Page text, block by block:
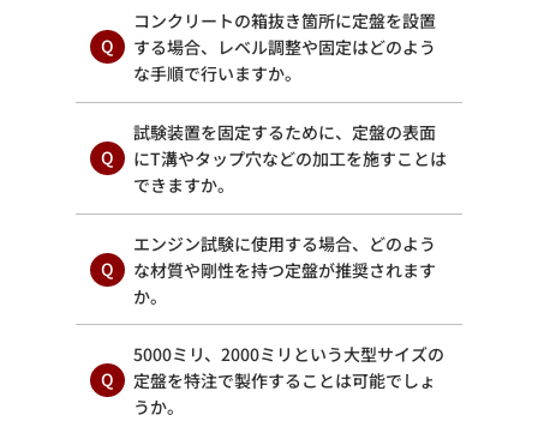
コンクリートの箱抜き箇所に定盤を設置
する場合、レベル調整や固定はどのよう
な手順で行いますか。
試験装置を固定するために、定盤の表面
にT溝やタップ穴などの加工を施すことは
できますか。
エンジン試験に使用する場合、どのよう
な材質や剛性を持つ定盤が推奨されます
か。
5000ミリ、2000ミリという大型サイズの
定盤を特注で製作することは可能でしょ
うか。